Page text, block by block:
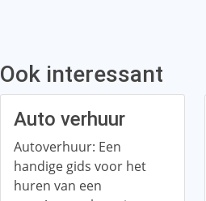
Ook interessant
Auto verhuur
Autoverhuur: Een
handige gids voor het
huren van een